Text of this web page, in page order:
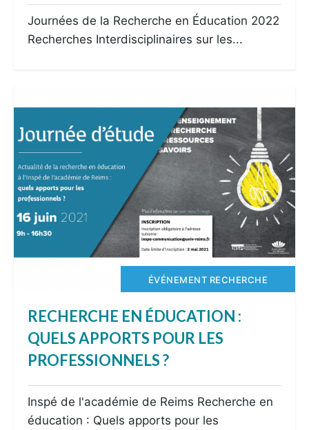
Journées de la Recherche en Éducation 2022
Recherches Interdisciplinaires sur les...
ÉVÉNEMENT RECHERCHE
RECHERCHE EN ÉDUCATION :
QUELS APPORTS POUR LES
PROFESSIONNELS ?
Inspé de l'académie de Reims Recherche en
éducation : Quels apports pour les